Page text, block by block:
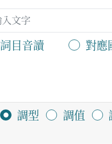
詞目音讀 對應
調型 調值